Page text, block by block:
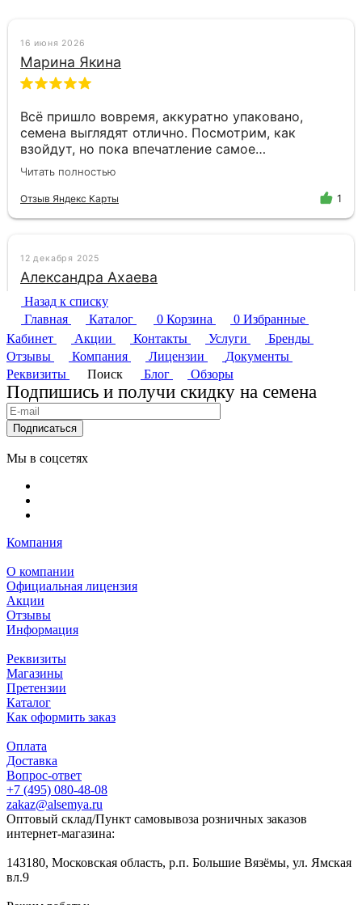
Назад к списку
Главная
Каталог 0 Корзина 0 Избранные
Кабинет
Акции Контакты Услуги
Бренды
Отзывы
Компания Лицензии
Документы
Реквизиты
Поиск Блог Обзоры
Подпишись и получи скидку на семена
Подписаться
Мы в соцсетях
Компания
О компании
Официальная лицензия
Акции
Отзывы
Информация
Реквизиты
Магазины
Претензии
Каталог
Как оформить заказ
Оплата
Доставка
Вопрос-ответ
+7 (495) 080-48-08
zakaz@alsemya.ru
Оптовый склад/Пункт самовывоза розничных заказов
интернет-магазина:
143180, Московская область, р.п. Большие Вязёмы, ул. Ямская
вл.9